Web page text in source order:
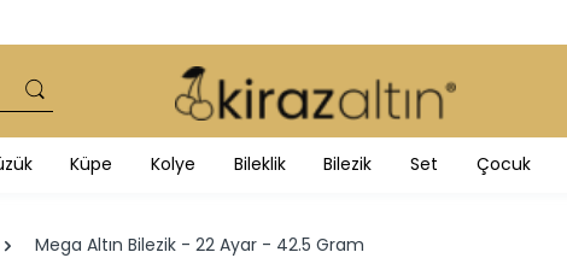
Küpe Kolye Bileklik Bilezik Set Çocuk
Mega Altın Bilezik - 22 Ayar - 42.5 Gram